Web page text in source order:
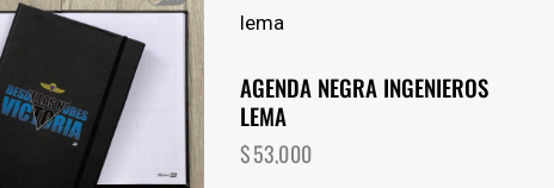
AGENDA NEGRA INGENIEROS
LEMA
$53,000